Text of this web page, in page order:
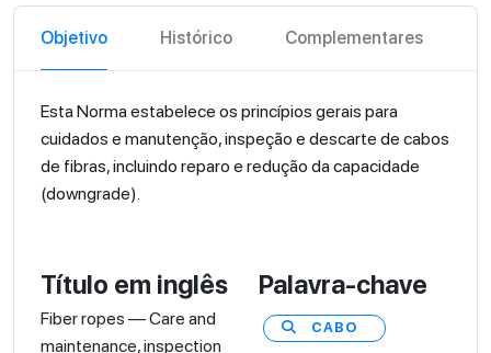
Objetivo Histórico Complementares
Esta Norma estabelece os princípios gerais para
cuidados e manutenção, inspeção e descarte de cabos
de fibras, incluindo reparo e redução da capacidade
(downgrade).
Título em inglês
Fiber ropes — Care and
maintenance, inspection
Palavra-chave
CABO